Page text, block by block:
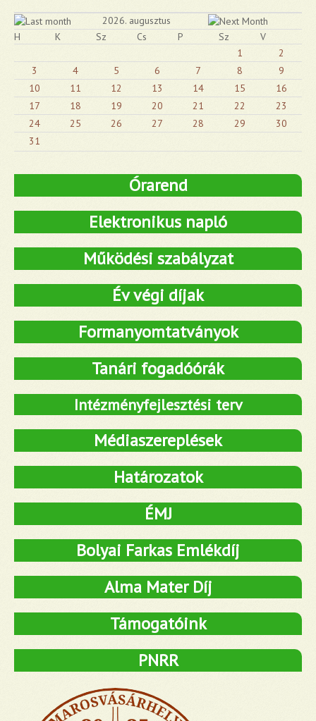
2026. augusztus
H
K Sz Cs P Sz
V
1
2
3
4 5 6 7 8
9
10
11 12 13 14 15
16
17
18 19 20 21 22
23
24
25 26 27 28 29
30
31
Órarend
Elektronikus napló
Működési szabályzat
Év végi díjak
Formanyomtatványok
Tanári fogadóórák
Intézményfejlesztési terv
Médiaszereplések
Határozatok
ÉMJ
Bolyai Farkas Emlékdíj
Alma Mater Díj
Támogatóink
PNRR